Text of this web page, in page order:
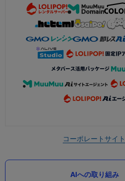
コーポレートサイト
AIへの取り組み